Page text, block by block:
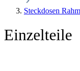
Steckdosen
Einzelteile